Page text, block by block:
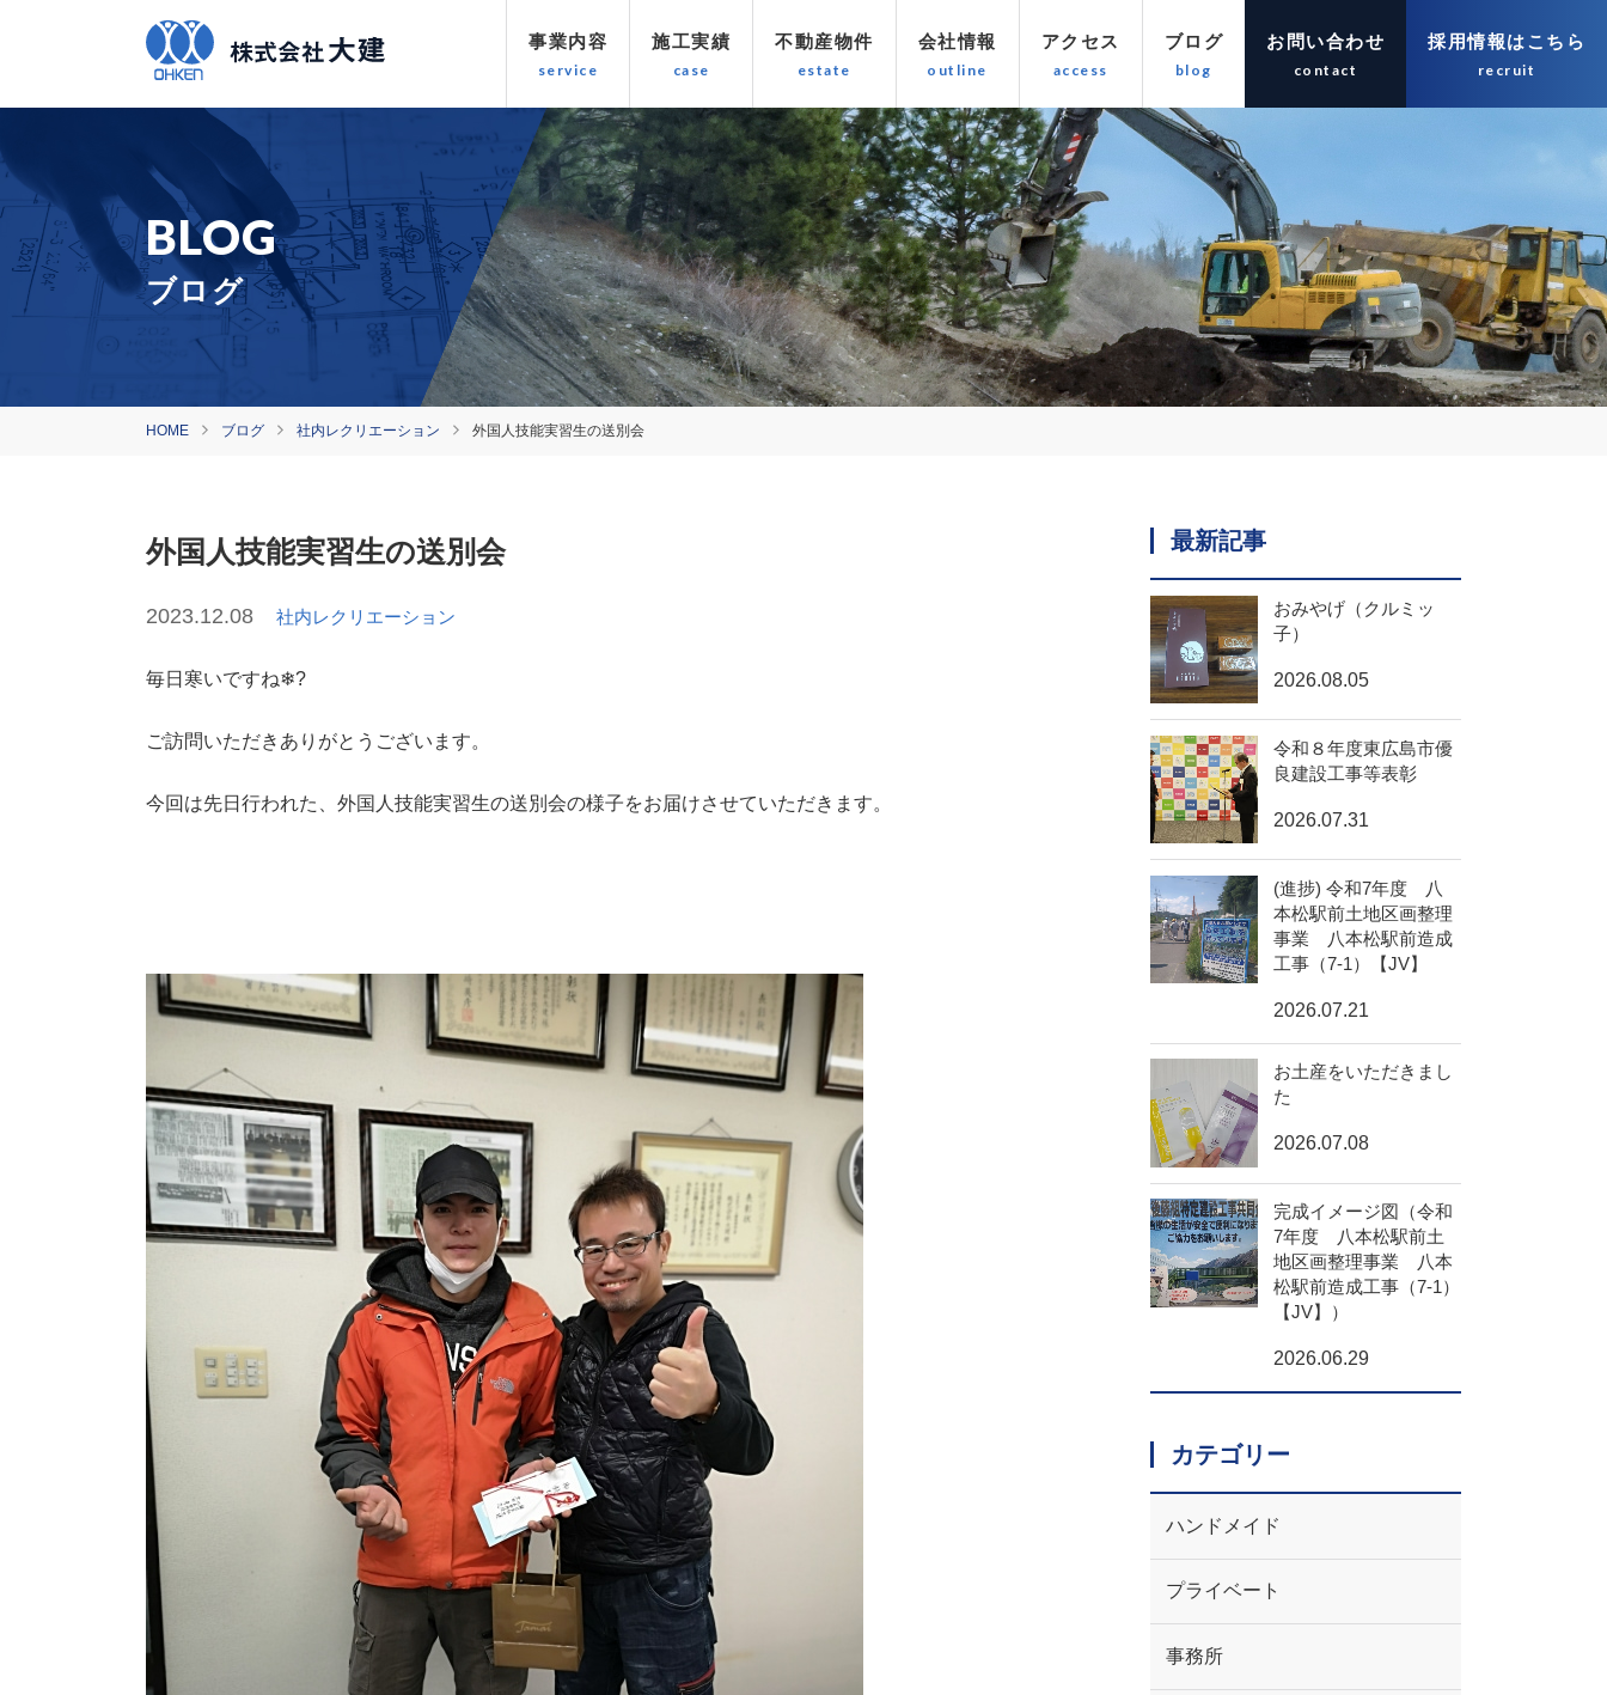
事業内容 施工実績 不動産物件 会社情報 アクセス ブログ お問い合わせ 採用情報はこちら
ブログ
HOME ブログ 社内レクリエーション 外国人技能実習生の送別会
外国人技能実習生の送別会
2023.12.08 社内レクリエーション
毎日寒いですね❄?
ご訪問いただきありがとうございます。
今回は先日行われた、外国人技能実習生の送別会の様子をお届けさせていただきます。
最新記事
おみやげ（クルミッ
子）
2026.08.05
令和８年度東広島市優
良建設工事等表彰
2026.07.31
(進捗) 令和7年度 八
本松駅前土地区画整理
事業 八本松駅前造成
工事（7-1）【JV】
2026.07.21
お土産をいただきまし
た
2026.07.08
完成イメージ図（令和
7年度 八本松駅前土
地区画整理事業 八本
松駅前造成工事（7-1）
【JV】）
2026.06.29
カテゴリー
ハンドメイド
プライベート
事務所